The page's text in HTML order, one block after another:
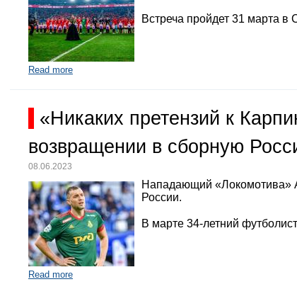
Встреча пройдет 31 марта в
Read more
«Никаких претензий к
возвращении в сборную
08.06.2023
Нападающий «Локомотива»
России.
В марте 34-летний
Read more